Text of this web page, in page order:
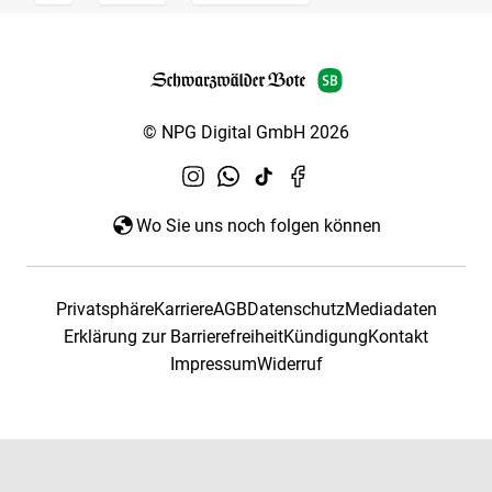
© NPG Digital GmbH 2026
Wo Sie uns noch folgen können
PrivatsphäreKarriereAGBDatenschutzMediadaten
Erklärung zur BarrierefreiheitKündigungKontakt
ImpressumWiderruf